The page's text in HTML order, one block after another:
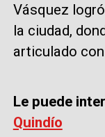
Vásquez
la ciudad,
articulado
Le puede
Quindío